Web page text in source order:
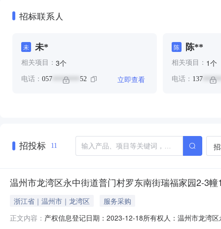
招标联系人
未 未*
相关项目： 3个
电话： 057 ******** 52 立即查看
陈 陈**
相关项目： 1个
电话： 137
招投标 11
温州市龙湾区永中街道普门村罗东南街瑞福家园2-3
浙江省｜温州市｜龙湾区
服务采购
正文内容： 产权信息登记日期：2023-12-18所有权人：温州市龙湾